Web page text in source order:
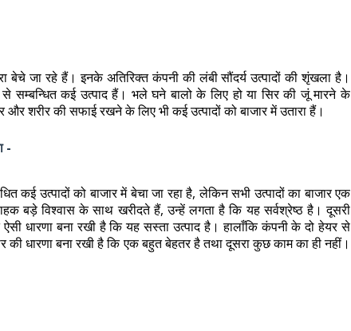
बेचे जा रहे हैं। इनके अतिरिक्त कंपनी की लंबी सौंदर्य उत्पादों की शृंखला है।
से सम्बन्धित कई उत्पाद हैं। भले घने बालो के लिए हो या सिर की जूं मारने के
और शरीर की सफाई रखने के लिए भी कई उत्पादों को बाजार में उतारा हैं।
-
कई उत्पादों को बाजार में बेचा जा रहा है, लेकिन सभी उत्पादों का बाजार एक
बड़े विश्वास के साथ खरीदते हैं, उन्हें लगता है कि यह सर्वश्रेष्ठ है। दूसरी
धारणा बना रखी है कि यह सस्ता उत्पाद है। हालाँकि कंपनी के दो हेयर से
की धारणा बना रखी है कि एक बहुत बेहतर है तथा दूसरा कुछ काम का ही नहीं।